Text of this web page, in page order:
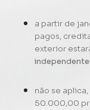
a partir de
pagos,
exterior
não se
50.000,00